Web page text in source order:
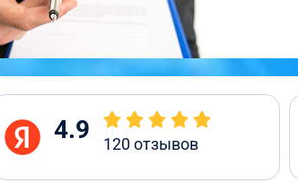
4.9 120отзывов